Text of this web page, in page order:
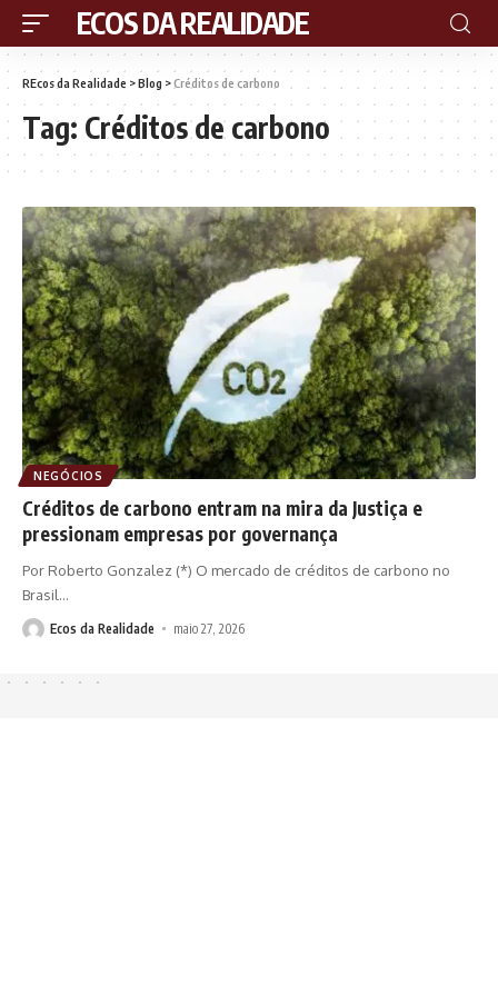
RECOS DA REALIDADE
REcos da Realidade >Blog >Créditos de carbono
Tag: Créditos de carbono
NEGÓCIOS
Créditos de carbono entram na mira da Justiça e
pressionam empresas por governança
Por Roberto Gonzalez (*) O mercado de créditos de carbono no
Brasil…
Ecos da Realidade maio 27, 2026